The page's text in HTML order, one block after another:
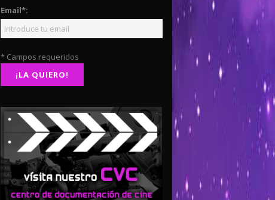
Email*:
* Campos requeridos